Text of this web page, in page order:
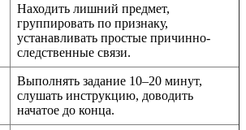
Находить лишний предмет,
группировать по признаку,
устанавливать простые причинно-
следственные связи.
Выполнять задание 10–20 минут,
слушать инструкцию, доводить
начатое до конца.